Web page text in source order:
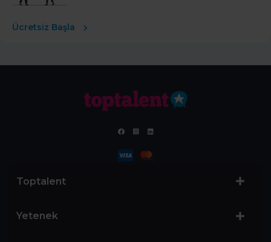
Ücretsiz Başla
Toptalent
Yetenek